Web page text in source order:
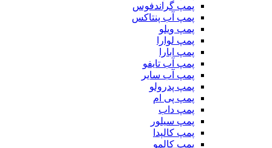
پمپ گراندفوس
پمپ آب پنتاکس
پمپ ویلو
پمپ لوارا
پمپ ابارا
پمپ آب تایفو
پمپ آب سایر
پمپ پدرولو
پمپ پی ام
پمپ داب
پمپ سیلور
پمپ کالپدا
پمپ کالمو